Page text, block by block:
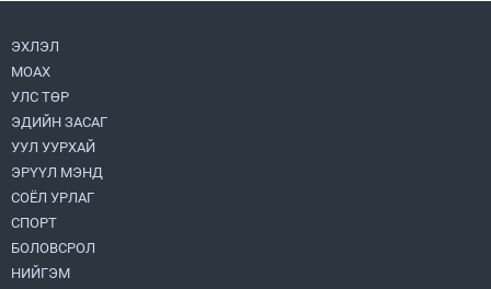
ЭХЛЭЛ
МОАХ
УЛС ТӨР
ЭДИЙН ЗАСАГ
УУЛ УУРХАЙ
ЭРҮҮЛ МЭНД
СОЁЛ УРЛАГ
СПОРТ
БОЛОВСРОЛ
НИЙГЭМ